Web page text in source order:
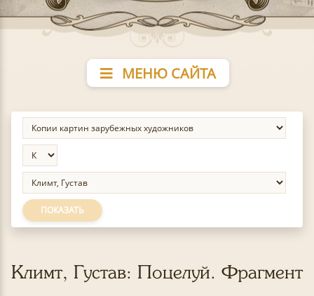
МЕНЮ САЙТА
ПОКАЗАТЬ
Климт, Густав: Поцелуй. Фрагмент